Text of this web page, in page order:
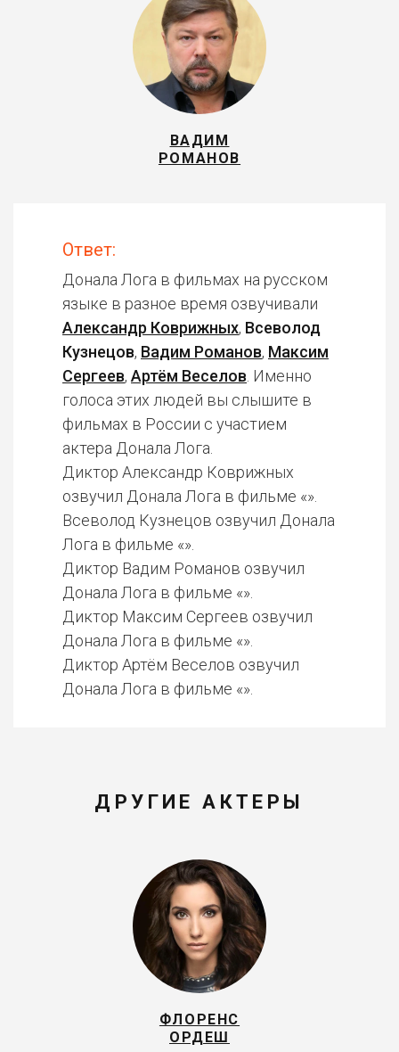
ВАДИМ
РОМАНОВ
Ответ:
Донала Лога в фильмах на русском
языке в разное время озвучивали
Александр Коврижных, Всеволод
Кузнецов, Вадим Романов, Максим
Сергеев, Артём Веселов . Именно
голоса этих людей вы слышите в
фильмах в России с участием
актера Донала Лога.
Диктор Александр Коврижных
озвучил Донала Лога в фильме «».
Всеволод Кузнецов озвучил Донала
Лога в фильме «».
Диктор Вадим Романов озвучил
Донала Лога в фильме «».
Диктор Максим Сергеев озвучил
Донала Лога в фильме «».
Диктор Артём Веселов озвучил
Донала Лога в фильме «».
ДРУГИЕ АКТЕРЫ
ФЛОРЕНС
ОРДЕШ